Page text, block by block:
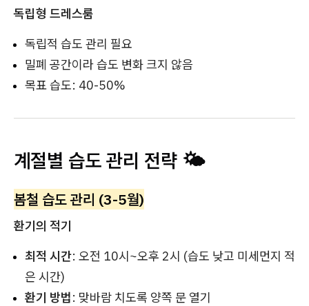
독립형 드레스룸
독립적 습도 관리 필요
밀폐 공간이라 습도 변화 크지 않음
목표 습도: 40-50%
계절별 습도 관리 전략 🌤️
봄철 습도 관리 (3-5월)
환기의 적기
최적 시간: 오전 10시~오후 2시 (습도 낮고 미세먼지 적
은 시간)
환기 방법: 맞바람 치도록 양쪽 문 열기